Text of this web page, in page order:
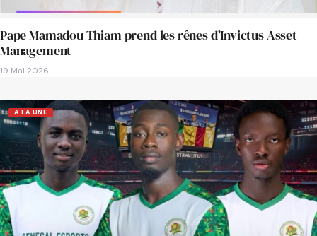
Pape Mamadou Thiam prend les rênes d’Invictus Asset
Management
19 Mai 2026
A LA UNE